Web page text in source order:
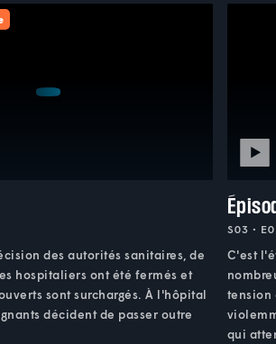
des autorités sanitaires, de
hospitaliers ont été fermés et
sont surchargés. À l'hôpital
décident de passer outre
S03 •
C'est
tension
qui